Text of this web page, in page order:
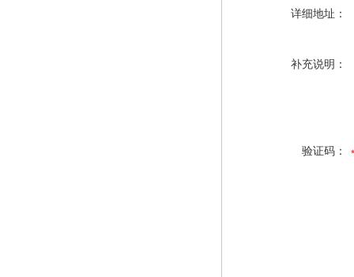
详细地址：
补充说明：
验证码：